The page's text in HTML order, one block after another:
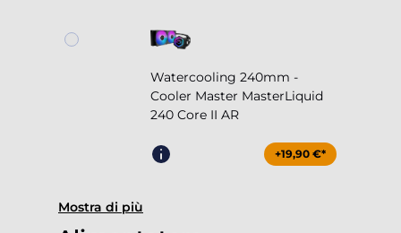
Watercooling 240mm -
Cooler Master MasterLiquid
240 Core II AR
+19,90 €*
Mostra di più